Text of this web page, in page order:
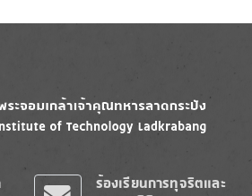
ร้องเรียนการทุจริตและ